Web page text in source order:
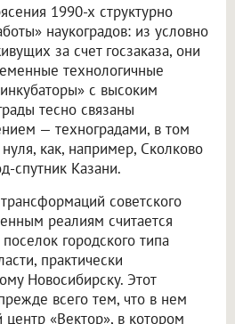
1990-х структурно
наукоградов: из условно
за счет госзаказа, они
технологичные
с высоким
тесно связаны
— техноградами, в том
как, например, Сколково
спутник Казани.
советского
реалиям считается
городского типа
практически
Новосибирску. Этот
всего тем, что в нем
«Вектор», в котором